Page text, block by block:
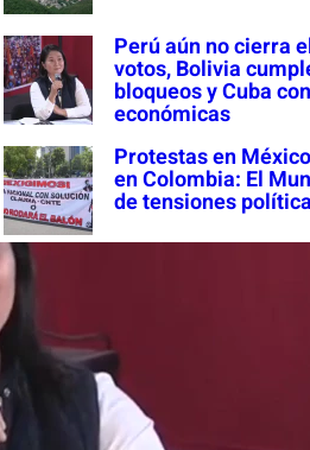
Perú aún no cierra
votos, Bolivia
bloqueos y Cuba
económicas
Protestas en
en Colombia: El
de tensiones
Categorías
#DiarioDeCampaña
ADNsureste